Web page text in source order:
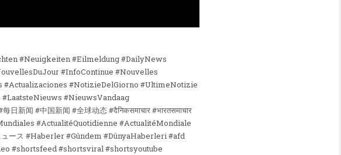
#Neuigkeiten #Eilmeldung #DailyNews
#InfoContinue #Nouvelles
#NotizieDelGiorno #UltimeNotizie
#NieuwsVandaag
闻 #中国新闻 #全球动态 #दैनिकसमाचार #भारतसमाचार
#ActualitéQuotidienne #ActualitéMondiale
#shortsfeed #shortsviral #shortsyoutube